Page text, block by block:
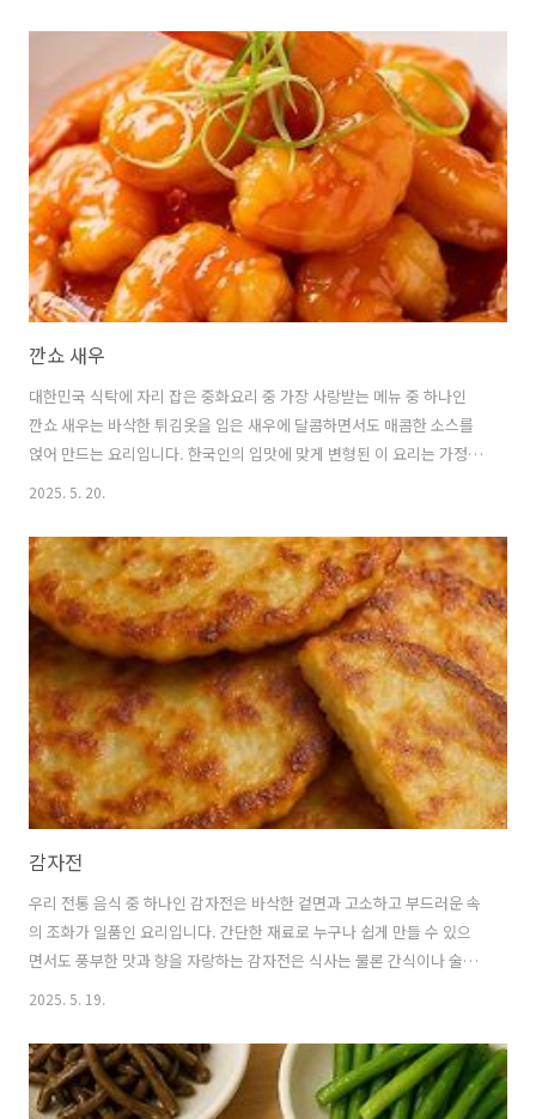
물인가요?머위는 국화과에 속하는 여러해살이풀로, 습기가 많은 산기슭
이나 들에서 흔히 볼 수 있습니다.넓고 둥근 잎이 특징이며, 이른 봄에 꽃
대가 먼저 올라와 연한 노란색 또는 연두색의 작은 꽃을 피웁니다.우리가
주로 식용하는 부분은 바로 이른 봄에 돋아나는 어린잎과 줄기, 그리고
꽃대입니다.특유의 쌉쌀한 맛은 머위가 가진 약효 성분 때문이며, 이 쌉
쌀한 맛 덕..
깐쇼 새우
대한민국 식탁에 자리 잡은 중화요리 중 가장 사랑받는 메뉴 중 하나인
깐쇼 새우는 바삭한 튀김옷을 입은 새우에 달콤하면서도 매콤한 소스를
얹어 만드는 요리입니다. 한국인의 입맛에 맞게 변형된 이 요리는 가정에
서도 쉽게 도전해볼 수 있으며, 특별한 날 손님 접대용으로도 손색이 없
지 상세히 알아보겠습니다. 🦐 깐쇼 새우란? 그 기원과 역사깐쇼(乾燒)
는 중국어로 '마른 상태에서 볶는다'라는 의미를 가지고 있습니다.원래
중국 요리에서 깐쇼는 수분이 많이 날아가도록 볶아서 만드는 조리법을
뜻합니다.깐쇼 새우는 중국 산동성과 광동성 지역의 요리법에서 발전해
온 것으로 알려져 있습니다.한국에서는 1970년대 중국 요리가 대중화되
면서 함께 소..
2025. 5. 20.
감자전
우리 전통 음식 중 하나인 감자전은 바삭한 겉면과 고소하고 부드러운 속
의 조화가 일품인 요리입니다. 간단한 재료로 누구나 쉽게 만들 수 있으
면서도 풍부한 맛과 향을 자랑하는 감자전은 식사는 물론 간식이나 술안
🥔 감자의 한반도 유입과 정착감자는 원래 남아메리카가 원산지인 작물
로, 16세기 스페인 탐험가들에 의해 유럽에 소개된 후 전 세계로 퍼져나
갔습니다.한반도에는 17세기 후반에서 18세기 초반 무렵에 중국을 통해
2025. 5. 19.